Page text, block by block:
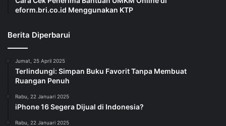
eform.bri.co.id Menggunakan KTP
Berita Diperbarui
Jumat, 25 April 2025
Terlindungi: Simpan Buku Favorit Tanpa Membuat
Ruangan Penuh
Rabu, 22 Januari 2025
iPhone 16 Segera Dijual di Indonesia?
Rabu, 22 Januari 2025